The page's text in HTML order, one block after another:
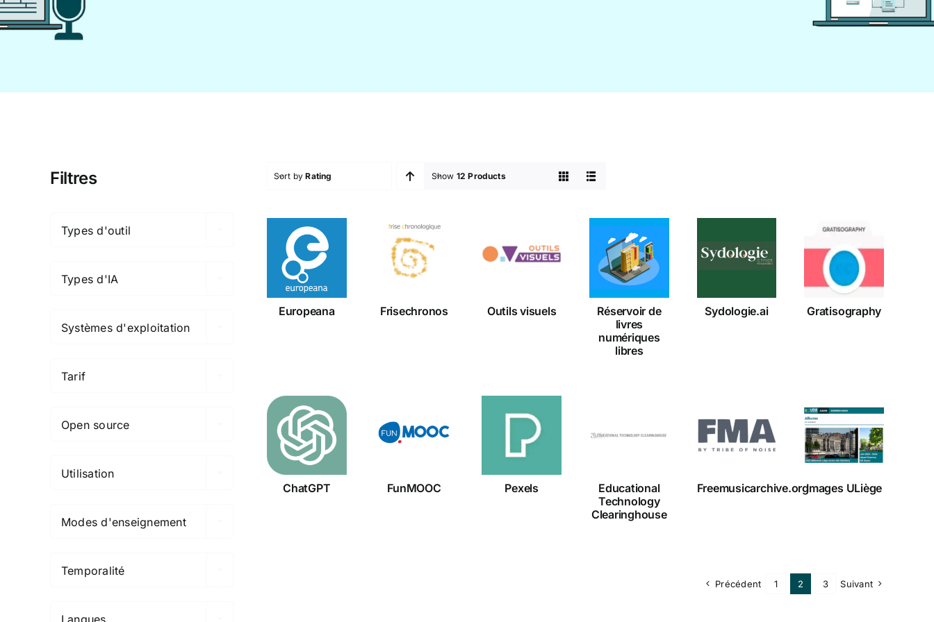
Filtres
Types d'outil
Types d'IA
Systèmes d'exploitation
Tarif
Open source
Utilisation
Modes d'enseignement
Temporalité
Langues
Sort byRating Show 12 Products
Europeana
Europeana
Frisechronos
Frisechronos
Outils
visuels
Outils visuels
Réservoir
de
livres
numériques
libres
Réservoir de
livres
numériques
libres
Sydologie.ai
Sydologie.ai
Gratisography
Gratisography
ChatGPT
ChatGPT
FunMOOC
FunMOOC
Pexels
Pexels
Technology
Clearinghouse
Educational
Technology
Clearinghouse
Freemusicarchive.org
Freemusicarchive.org
Images
ULiège
Images ULiège
Précédent 1 2 3 Suivant